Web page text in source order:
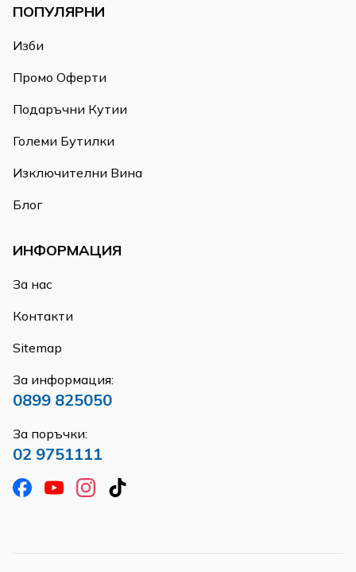
ПОПУЛЯРНИ
Изби
Промо Оферти
Подаръчни Кутии
Големи Бутилки
Изключителни Вина
Блог
ИНФОРМАЦИЯ
За нас
Контакти
Sitemap
За информация:
0899 825050
За поръчки:
02 9751111